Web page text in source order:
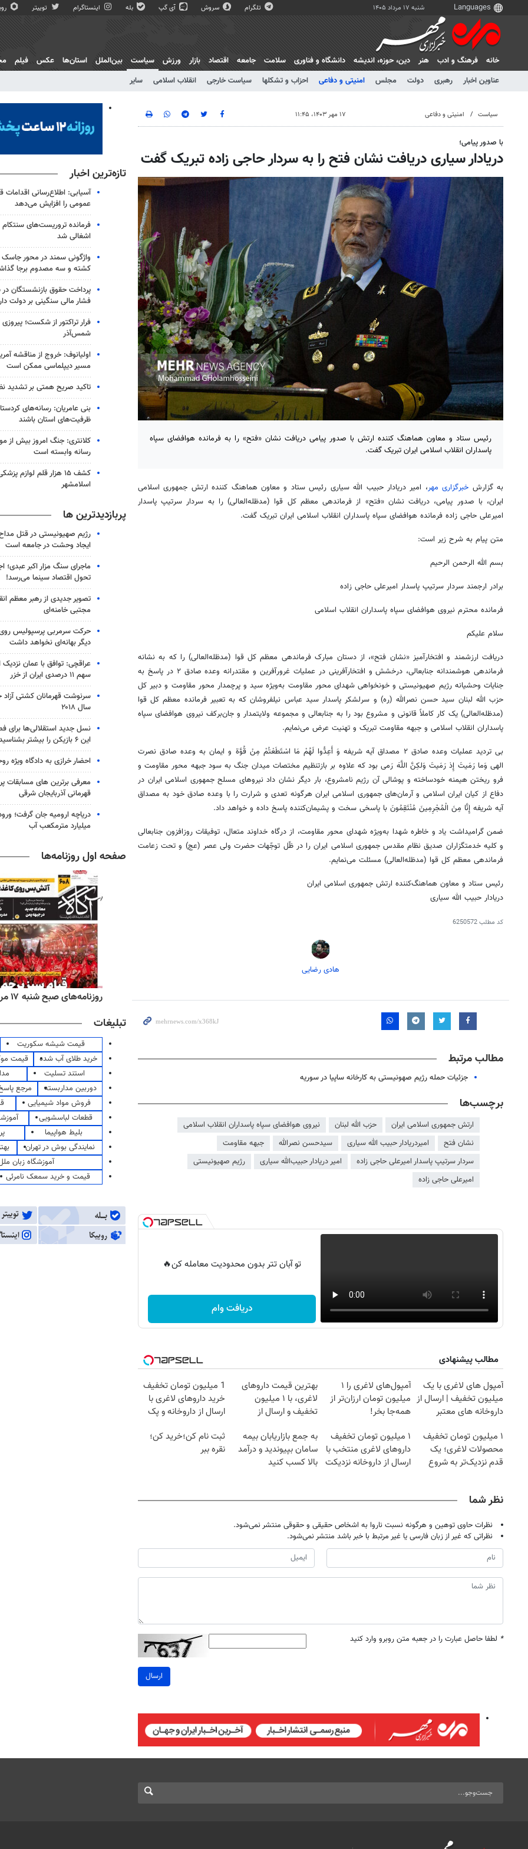
شنبه ۱۷ مرداد ۱۴۰۵ تلگرام سروش آی گپ بله اینستاگرام توییتر
خانه فرهنگ و ادب هنر دين، حوزه، انديشه دانشگاه و فناوری سلامت جامعه اقتصاد بازار ورزش
سیاست
عناوین اخبار
رهبری دولت مجلس امنیتی و دفاعی احزاب و تشکلها سیاست خارجی انقلاب اسلامی سایر
بین‌الملل استان‌ها عکس فیلم
سیاست امنیتی و دفاعی ۱۷ مهر ۱۴۰۳، ۱۱:۴۵
با صدور پیامی؛
دریادار سیاری دریافت نشان فتح را به سردار حاجی زاده تبریک گفت
رئیس ستاد و معاون هماهنگ کننده ارتش با صدور پیامی دریافت نشان «فتح» را به فرمانده هوافضای سپاه
پاسداران انقلاب اسلامی ایران تبریک گفت.
به گزارش خبرگزاری مهر، امیر دریادار حبیب الله سیاری رئیس ستاد و معاون هماهنگ کننده ارتش جمهوری اسلامی
ایران، با صدور پیامی، دریافت نشان «فتح» از فرماندهی معظم کل قوا (مدظله‌العالی) را به سردار سرتیپ پاسدار
امیرعلی حاجی زاده فرمانده هوافضای سپاه پاسداران انقلاب اسلامی ایران تبریک گفت.
متن پیام به شرح زیر است:
بسم الله الرحمن الرحیم
برادر ارجمند سردار سرتیپ پاسدار امیرعلی حاجی زاده
فرمانده محترم نیروی هوافضای سپاه پاسداران انقلاب اسلامی
سلام علیکم
دریافت ارزشمند و افتخارآمیز «نشان فتح»، از دستان مبارک فرماندهی معظم کل قوا (مدظله‌العالی) را که به نشانه
فرماندهی هوشمندانه جنابعالی، درخشش و افتخارآفرینی در عملیات غرورآفرین و مقتدرانه وعده صادق ۲ در پاسخ به
جنایات وحشیانه رژیم صهیونیستی و خونخواهی شهدای محور مقاومت به‌ویژه سید و پرچمدار محور مقاومت و دبیر کل
حزب الله لبنان سید حسن نصرالله (ره) و سرلشکر پاسدار سید عباس نیلفروشانکه به تعبیر فرمانده معظم کل قوا
(مدظله‌العالی) یک کار کاملاً قانونی و مشروع بود را به جنابعالی و مجموعه ولایتمدار و جان‌برکف نیروی هوافضای سپاه
پاسداران انقلاب اسلامی و جبهه مقاومت تبریک و تهنیت عرض می‌نمایم.
بی تردید عملیات وعده صادق ۲ مصداق آیه شریفه وَ
أَعِدُّوا لَهُمْ مَا اسْتَطَعْتُمْ مِنْقُوَّة و ایمان به وعده صادق نصرت
الهی وَما رَمَیتَ إِذ رَمَیتَ وَلکِنَّ اللَّهَ رَمیبود که علاوه بر بازتنظیممختصات میدان جنگ به سود جبهه محور مقاومت و
فرو ریختن هیمنه خودساخته و پوشالی آن رژیم نامشروع، بار دیگر نشان داد نیروهای مسلح جمهوری اسلامی ایران در
دفاع از کیان ایران اسلامی و آرمان‌های جمهوری اسلامی ایران هرگونه تعدی و شرارت را با وعده صادق خود به مصداق
آیه شریفه إِنَّا مِنَ الْمُجْرِمِینَ مُنْتَقِمُونَ با پاسخی سخت و پشیمان‌کننده پاسخ داده و خواهد داد.
ضمن گرامیداشت یاد و خاطره شهدا به‌ویژه شهدای محور مقاومت، از درگاه خداوند متعال، توفیقات روزافزون جنابعالی
و کلیه خدمتگزاران صدیق نظام مقدس جمهوری اسلامی ایران را درظّل توجّهات حضرت ولی عصر (عج) و تحت زعامت
فرماندهی معظم کل قوا (مدظله‌العالی) مسئلت می‌نمایم.
رئیس ستاد و معاون هماهنگ‌کننده ارتش جمهوری اسلامی ایران
دریادار حبیب الله سیاری
کد مطلب6250572
هادی رضایی
مطالب مرتبط
جزئیات حمله رژیم صهونیستی به کارخانه ساپیا در سوریه
برچسب‌ها
ارتش جمهوری اسلامی ایران حزب الله لبنان
نیروی هوافضای سپاه پاسداران انقلاب اسلامی
نشان فتح
امیردریادار حبیب الله سیاری سیدحسن نصرالله
جبهه مقاومت
سردار سرتیپ پاسدار امیرعلی حاجی زاده
امیر دریادار حبیب‌الله سیاری
رژیم صهیونیستی
امیرعلی حاجی زاده
تو آبان تتر بدون محدودیت معامله کن🔥
دریافت وام
مطالب پیشنهادی
آمپول های لاغری با یک
میلیون تخفیف | ارسال از
داروخانه های معتبر
آمپول‌های لاغری را ۱
میلیون تومان ارزان‌تر از
همه‌جا بخر!
بهترین قیمت داروهای
لاغری، با ۱ میلیون
تخفیف و ارسال از
1 میلیون تومان تخفیف
خرید داروهای لاغری با
ارسال از داروخانه و پک
۱ میلیون تومان تخفیف
محصولات لاغری؛ یک
قدم نزدیک‌تر به شروع
۱ میلیون تومان تخفیف
داروهای لاغری منتخب با
ارسال از داروخانه نزدیکت
به جمع بازاریابان بیمه
سامان بپیوندید و درآمد
بالا کسب کنید
ثبت نام کن؛خرید کن؛
نقره ببر
نظر شما
نظرات حاوی توهین و هرگونه نسبت ناروا به اشخاص حقیقی و حقوقی منتشر نمی‌شود.
نظراتی که غیر از زبان فارسی یا غیر مرتبط با خبر باشد منتشر نمی‌شود.
* لطفا حاصل عبارت را در جعبه متن روبرو وارد کنید
ارسال
تازه‌ترین اخبار
آسیابی: اطلاع‌رسانی اقدامات
عمومی را افزایش می‌دهد
فرمانده تروریست‌های سنتکام
اشغالی شد
واژگونی سمند در محور جاسک
کشته و سه مصدوم برجا
پرداخت حقوق بازنشستگان
فشار مالی سنگینی بر دولت
شمس‌آذر
اولیانوف: خروج از مناقشه
مسیر دیپلماسی ممکن است
تاکید صریح همتی بر تشدید
بنی عامریان: رسانه‌های
ظرفیت‌های استان باشند
کلانتری: جنگ امروز بیش از
رسانه وابسته است
کشف ۱۵ هزار قلم لوازم
اسلامشهر
پربازدیدترین ها
رژیم صهیونیستی در قتل
ایجاد وحشت در جامعه است
ماجرای سنگ مزار اکبر عبدی؛
تحول اقتصاد سینما می‌رسد!
تصویر جدیدی از رهبر معظم
مجتبی خامنه‌ای
حرکت سرمربی پرسپولیس روی
دیگر بهانه‌ای نخواهد داشت
عراقچی: توافق با عمان
سهم ۱۱ درصدی ایران از خزر
سرنوشت قهرمانان کشتی آزاد
سال ۲۰۱۸
نسل جدید استقلالی‌ها برای
این ۶ بازیکن را بیشتر بشناسید
احضار خرازی به دادگاه ویژه
معرفی برترین های مسابقات
قهرمانی آذربایجان شرقی
میلیارد مترمکعب آب
صفحه اول روزنامه‌ها
روزنامه‌های اقتصادی شنبه ۱۷ مرداد ۱۴۰۵ روزنامه‌های ورزشی شنبه ۱۷ مرداد ۱۴۰۵ روزنامه‌های صبح شنبه ۱۷ مرداد ۱۴۰۵
تبلیغات
قیمت شیشه سکوریت
خرید طلای آب شده
قیمت
استند تسلیت
دوربین مداربسته
مرجع
فروش مواد شیمیایی
قطعات لباسشویی
بلیط هواپیما
نمایندگی بوش در تهران
آموزشگاه زبان
قیمت و خرید سمعک نامرئی